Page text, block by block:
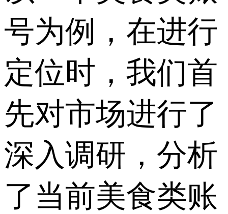
号为例，在进行
定位时，我们首
先对市场进行了
深入调研，分析
了当前美食类账